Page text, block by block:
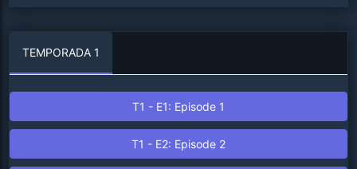
TEMPORADA 1
T1 - E1: Episode 1
T1 - E2: Episode 2